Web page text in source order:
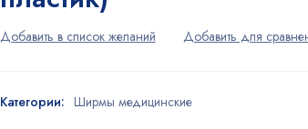
Категории: Ширмы медицинские